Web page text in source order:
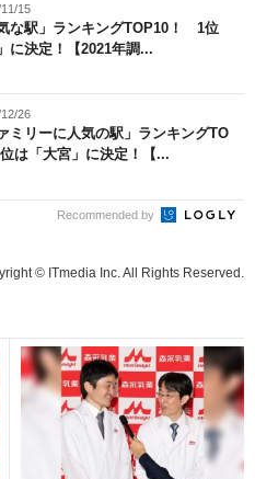
15
な駅」ランキングTOP10！ 1位
に決定！【2021年調...
26
ミリーに人気の駅」ランキングTO
は「大宮」に決定！【...
Recommended by
© ITmedia Inc. All Rights Reserved.